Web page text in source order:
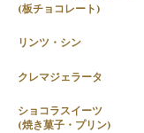
(板チョコレート)
リンツ・シン
クレマジェラータ
ショコラスイーツ
(焼き菓子・プリン)